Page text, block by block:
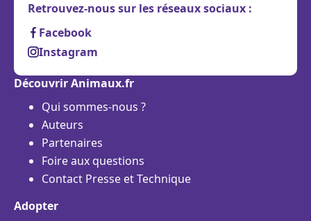
Retrouvez-nous sur les réseaux sociaux :
Facebook
Instagram
Découvrir Animaux.fr
Qui sommes-nous ?
Auteurs
Partenaires
Foire aux questions
Contact Presse et Technique
Adopter